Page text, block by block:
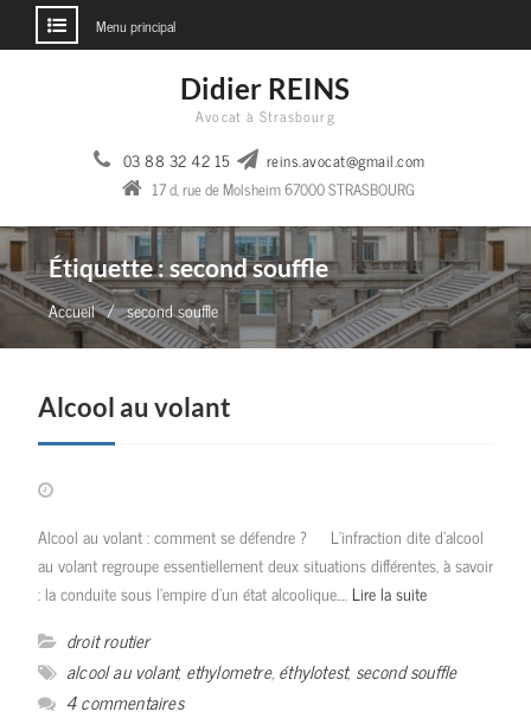
Menu principal
Didier REINS
Avocat à Strasbourg
03 88 32 42 15
reins.avocat@gmail.com
17 d, rue de Molsheim 67000 STRASBOURG
Étiquette :second souffle
Accueil second souffle
Alcool au volant
Alcool au volant : comment se défendre ? L’infraction dite d’alcool
au volant regroupe essentiellement deux situations différentes, à savoir
: la conduite sous l’empire d’un état alcoolique.… Lire la suite
droit routier
alcool au volant, ethylometre, éthylotest, second souffle
4 commentaires